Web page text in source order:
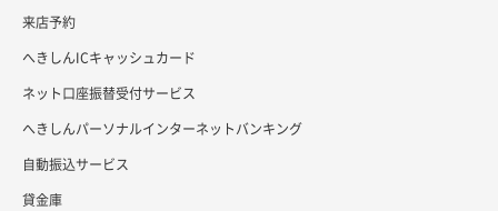
来店予約
へきしんICキャッシュカード
ネット口座振替受付サービス
へきしんパーソナルインターネットバンキング
自動振込サービス
貸金庫